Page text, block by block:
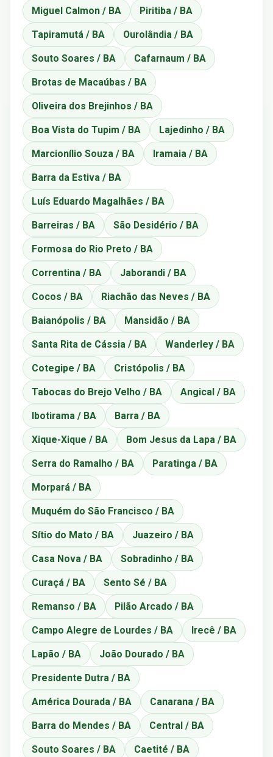
Miguel Calmon / BA Piritiba / BA
Tapiramutá / BA Ourolândia / BA
Souto Soares / BA Cafarnaum / BA
Brotas de Macaúbas / BA
Oliveira dos Brejinhos / BA
Boa Vista do Tupim / BA Lajedinho / BA
Marcionílio Souza / BA Iramaia / BA
Barra da Estiva / BA
Luís Eduardo Magalhães / BA
Barreiras / BA São Desidério / BA
Formosa do Rio Preto / BA
Correntina / BA Jaborandi / BA
Cocos / BA Riachão das Neves / BA
Baianópolis / BA Mansidão / BA
Santa Rita de Cássia / BA Wanderley / BA
Cotegipe / BA Cristópolis / BA
Tabocas do Brejo Velho / BA Angical / BA
Ibotirama / BA Barra / BA
Xique-Xique / BA Bom Jesus da Lapa / BA
Serra do Ramalho / BA Paratinga / BA
Morpará / BA
Muquém do São Francisco / BA
Sítio do Mato / BA Juazeiro / BA
Casa Nova / BA Sobradinho / BA
Curaçá / BA Sento Sé / BA
Remanso / BA Pilão Arcado / BA
Campo Alegre de Lourdes / BA Irecê / BA
Lapão / BA João Dourado / BA
Presidente Dutra / BA
América Dourada / BA Canarana / BA
Barra do Mendes / BA Central / BA
Souto Soares / BA Caetité / BA